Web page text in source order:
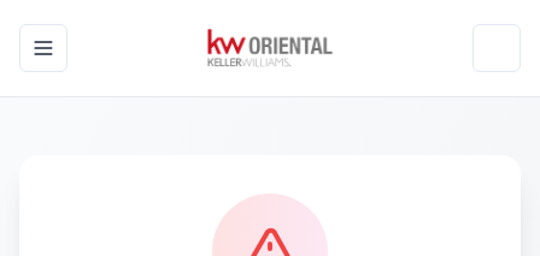
Toggle navigation menu